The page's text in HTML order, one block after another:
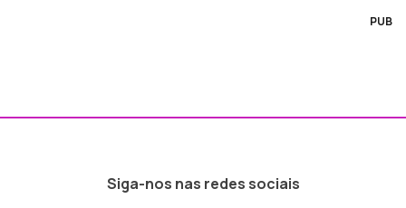
PUB
Siga-nos nas redes sociais